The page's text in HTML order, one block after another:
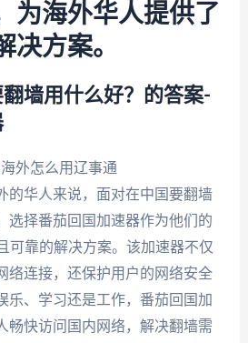
为海外华人提供了
决方案。
墙用什么好？的答案-
的华人来说，面对在中国要翻墙
选择番茄回国加速器作为他们的
可靠的解决方案。该加速器不仅
络连接，还保护用户的网络安全
乐、学习还是工作，番茄回国加
畅快访问国内网络，解决翻墙需